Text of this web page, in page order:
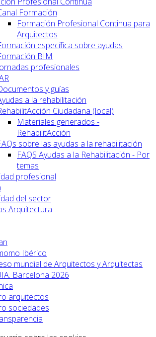
Formación
Formación Profesional Continua para
Arquitectos
específica sobre ayudas
BIM
profesionales
y guías
a la rehabilitación
Ciudadana (local)
Materiales generados -
RehabilitAcción
sobre las ayudas a la rehabilitación
FAQS Ayudas a la Rehabilitación - Por
temas
profesional
del sector
Arquitectura
Ibérico
mundial de Arquitectos y Arquitectas
Barcelona 2026
arquitectos
sociedades